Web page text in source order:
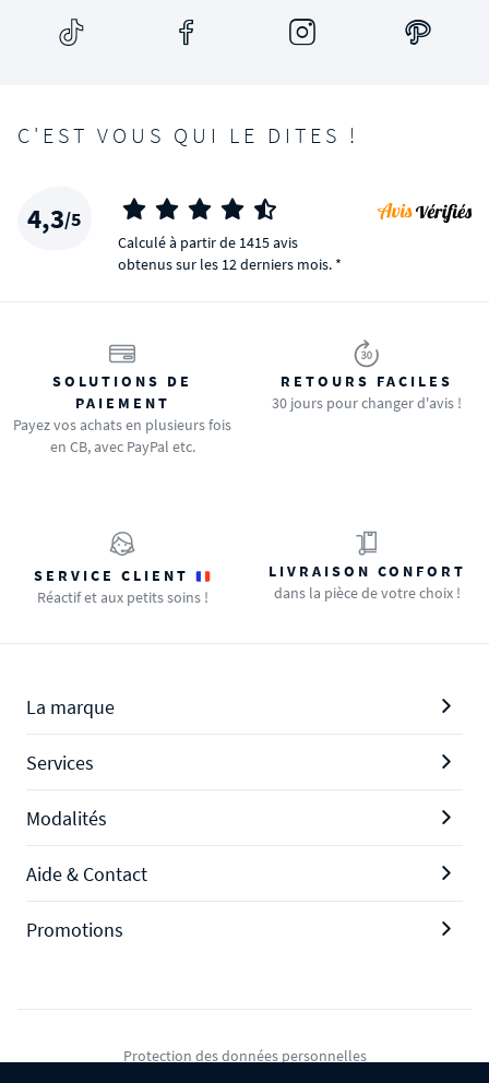
C'EST VOUS QUI LE DITES !
4,3/5
Calculé à partir de 1415 avis
obtenus sur les 12 derniers mois. *
SOLUTIONS DE
PAIEMENT
Payez vos achats en plusieurs fois
en CB, avec PayPal etc.
RETOURS FACILES
30 jours pour changer d'avis !
SERVICE CLIENT
Réactif et aux petits soins !
LIVRAISON CONFORT
dans la pièce de votre choix !
La marque
Services
Modalités
Aide & Contact
Promotions
Protection des données personnelles